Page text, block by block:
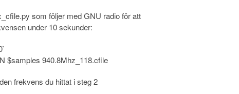
som följer med GNU radio för att
under 10 sekunder:
$samples 940.8Mhz_118.cfile
frekvens du hittat i steg 2